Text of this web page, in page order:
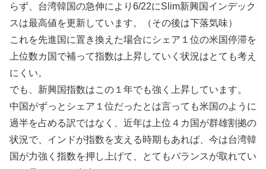
らず、台湾韓国の急伸により6/22にSlim新興国インデック
スは最高値を更新しています。（その後は下落気味）
これを先進国に置き換えた場合にシェア１位の米国停滞を
上位数カ国で補って指数は上昇していく状況はとても考え
にくい。
でも、新興国指数はこの１年でも強く上昇しています。
中国がずっとシェア１位だったとは言っても米国のように
過半を占める訳ではなく、近年は上位４カ国が群雄割拠の
状況で、インドが指数を支える時期もあれば、今は台湾韓
国が力強く指数を押し上げて、とてもバランスが取れてい